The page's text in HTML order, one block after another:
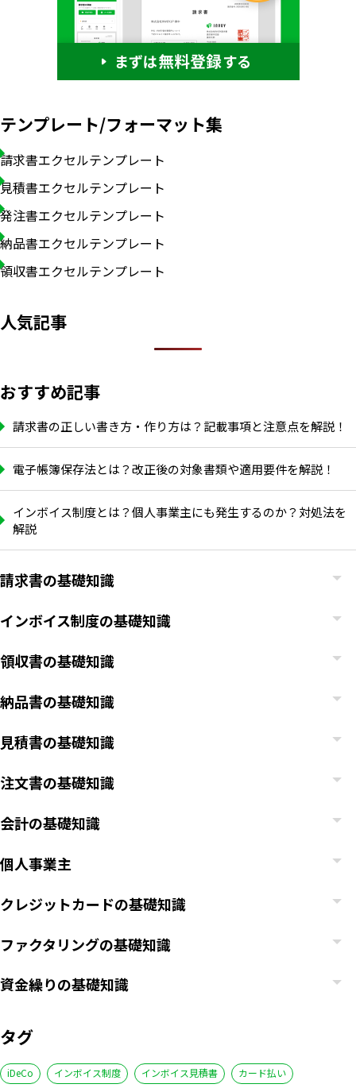
テンプレート/フォーマット集
請求書エクセルテンプレート
見積書エクセルテンプレート
発注書エクセルテンプレート
納品書エクセルテンプレート
領収書エクセルテンプレート
人気記事
おすすめ記事
請求書の正しい書き方・作り方は？記載事項と注意点を解説！
電子帳簿保存法とは？改正後の対象書類や適用要件を解説！
インボイス制度とは？個人事業主にも発生するのか？対処法を
解説
請求書の基礎知識
インボイス制度の基礎知識
領収書の基礎知識
納品書の基礎知識
見積書の基礎知識
注文書の基礎知識
会計の基礎知識
個人事業主
クレジットカードの基礎知識
ファクタリングの基礎知識
資金繰りの基礎知識
タグ
iDeCo インボイス制度 インボイス見積書
カード払い